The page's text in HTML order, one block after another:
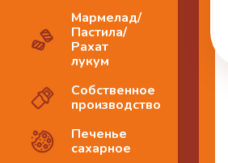
Мармелад/
Пастила/
Рахат
лукум
Собственное
производство
Печенье
сахарное